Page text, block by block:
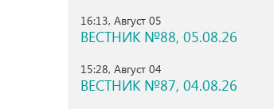
16:13, Август 05
ВЕСТНИК №88, 05.08.26
15:28, Август 04
ВЕСТНИК №87, 04.08.26